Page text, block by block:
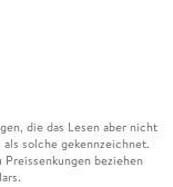
die das Lesen aber nicht
solche gekennzeichnet.
beziehen